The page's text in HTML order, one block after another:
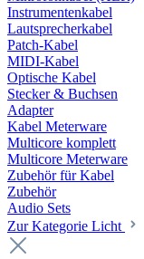
Instrumentenkabel
Lautsprecherkabel
Patch-Kabel
MIDI-Kabel
Optische Kabel
Stecker & Buchsen
Adapter
Kabel Meterware
Multicore komplett
Multicore Meterware
Zubehör für Kabel
Zubehör
Audio Sets
Zur Kategorie Licht